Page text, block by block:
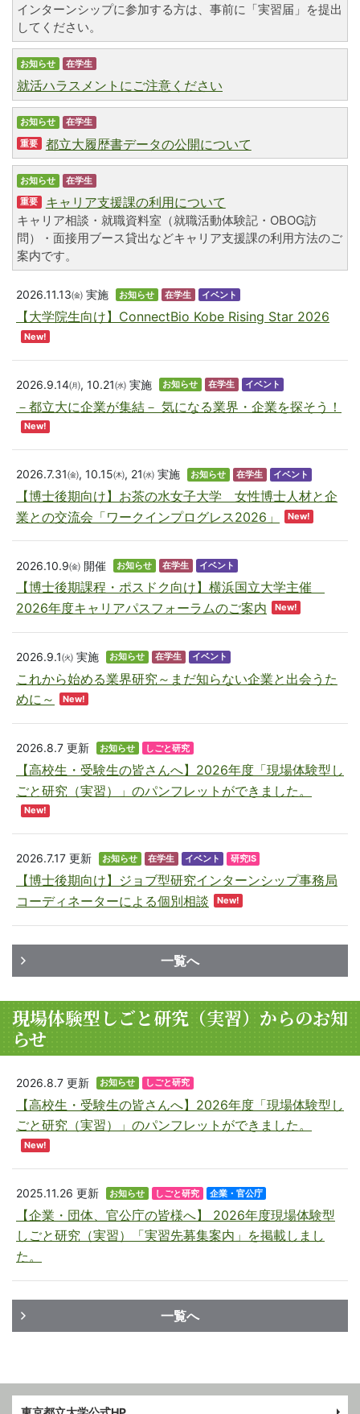
インターンシップに参加する方は、事前に「実習届」を提出
してください。
お知らせ 在学生
就活ハラスメントにご注意ください
お知らせ
在学生
重要
都立大履歴書データの公開について
お知らせ
在学生
重要
キャリア支援課の利用について
キャリア相談・就職資料室（就職活動体験記・OBOG訪
問）・面接用ブース貸出などキャリア支援課の利用方法のご
案内です。
2026.11.13㈮ 実施 お知らせ 在学生 イベント
【大学院生向け】ConnectBio Kobe Rising Star 2026
New!
2026.9.14㈪, 10.21㈬ 実施 お知らせ 在学生 イベント
－都立大に企業が集結－ 気になる業界・企業を探そう！
New!
2026.7.31㈮, 10.15㈭, 21㈬ 実施 お知らせ 在学生 イベント
【博士後期向け】お茶の水女子大学 女性博士人材と企
業との交流会「ワークインプログレス2026」
New!
2026.10.9㈮ 開催 お知らせ 在学生 イベント
【博士後期課程・ポスドク向け】横浜国立大学主催
2026年度キャリアパスフォーラムのご案内
New!
2026.9.1㈫ 実施 お知らせ 在学生 イベント
これから始める業界研究～まだ知らない企業と出会うた
めに～
New!
2026.8.7 更新 お知らせ しごと研究
【高校生・受験生の皆さんへ】2026年度「現場体験型し
ごと研究（実習）」のパンフレットができました。
New!
2026.7.17 更新 お知らせ 在学生 イベント 研究IS
【博士後期向け】ジョブ型研究インターンシップ事務局
コーディネーターによる個別相談
New!
一覧へ
現場体験型しごと研究（実習）からのお知
らせ
2026.8.7 更新 お知らせ しごと研究
【高校生・受験生の皆さんへ】2026年度「現場体験型し
ごと研究（実習）」のパンフレットができました。
New!
2025.11.26 更新 お知らせ しごと研究 企業・官公庁
【企業・団体、官公庁の皆様へ】 2026年度現場体験型
しごと研究（実習）「実習先募集案内」を掲載しまし
た。
一覧へ